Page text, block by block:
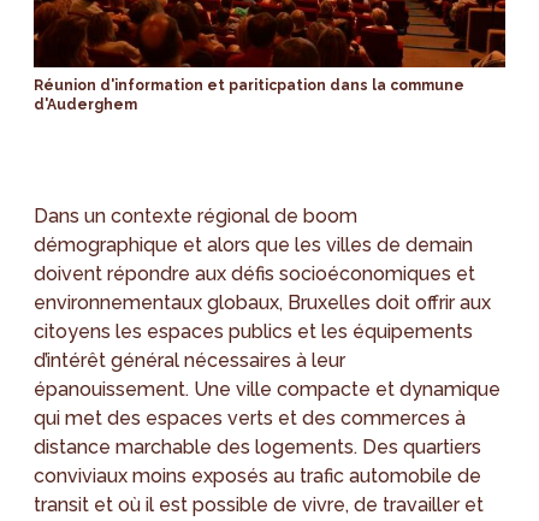
Réunion d'information et pariticpation dans la commune
d'Auderghem
Dans un contexte régional de boom
démographique et alors que les villes de demain
doivent répondre aux défis socioéconomiques et
environnementaux globaux, Bruxelles doit offrir aux
citoyens les espaces publics et les équipements
d’intérêt général nécessaires à leur
épanouissement. Une ville compacte et dynamique
qui met des espaces verts et des commerces à
distance marchable des logements. Des quartiers
conviviaux moins exposés au trafic automobile de
transit et où il est possible de vivre, de travailler et